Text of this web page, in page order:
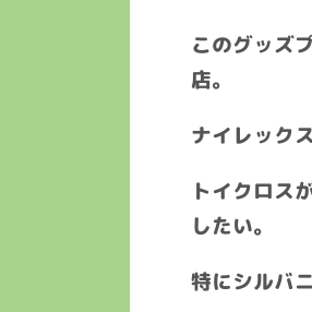
このグッズ
店。
ナイレック
トイクロス
したい。
特にシルバ